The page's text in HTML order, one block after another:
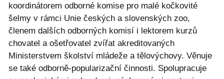
koordinátorem odborné komise pro malé kočkovité
šelmy v rámci Unie českých a slovenských zoo,
členem dalších odborných komisí i lektorem kurzů
chovatel a ošetřovatel zvířat akreditovaných
Ministerstvem školství mládeže a tělovýchovy. Věnuje
se také odborně-popularizační činnosti. Spolupracuje